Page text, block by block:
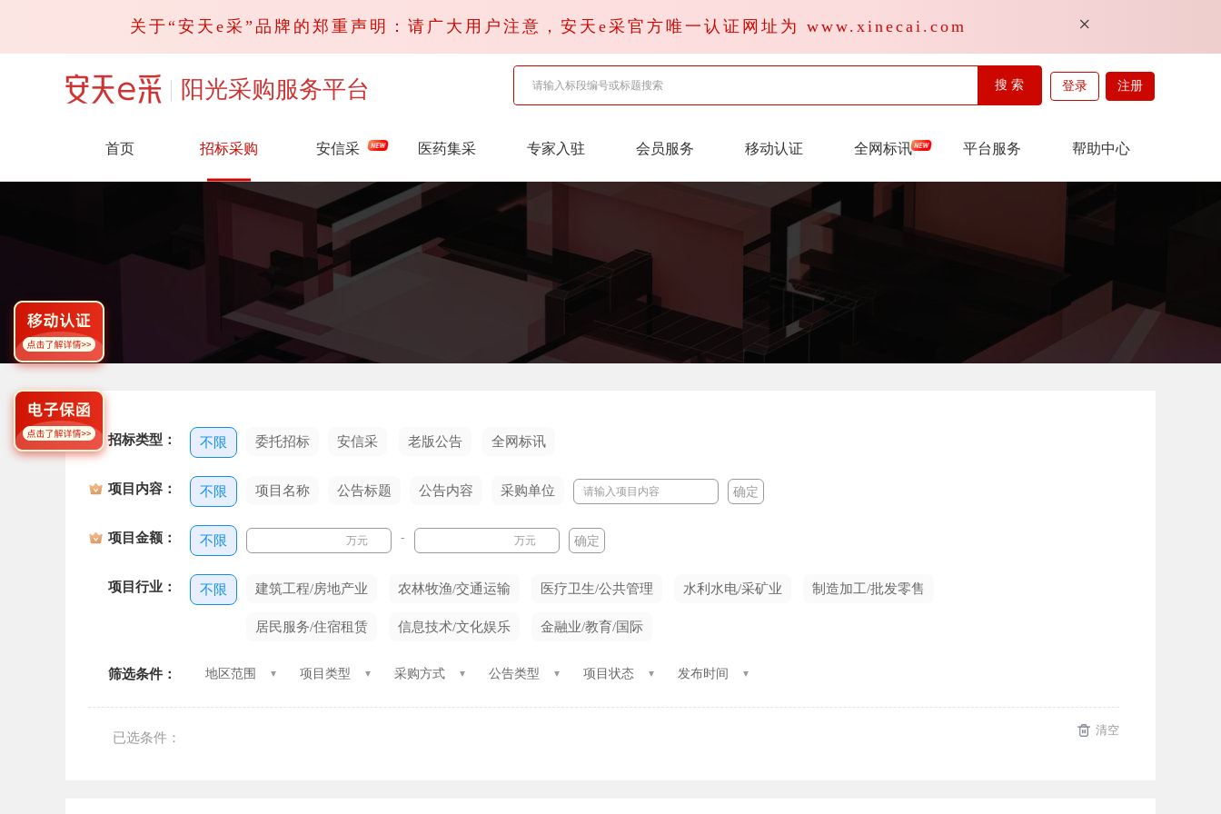
关于“安天e采”品牌的郑重声明：请广大用户注意，安天e采官方唯一认证网址为 www.xinecai.com ×
阳光采购服务平台 搜 索 登录 注册
首页 招标采购 安信采 医药集采 专家入驻 会员服务 移动认证 全网标讯 平台服务 帮助中心
老版公告 全网标讯
招标类型： 不限 委托招标 安信采
项目内容： 不限 项目名称 公告标题 公告内容 采购单位 确定
项目金额： 不限 万元 - 万元 确定
项目行业： 不限 建筑工程/房地产业 农林牧渔/交通运输 医疗卫生/公共管理 水利水电/采矿业 制造加工/批发零售
居民服务/住宿租赁 信息技术/文化娱乐 金融业/教育/国际
筛选条件： 地区范围 项目类型 采购方式 公告类型 项目状态 发布时间
已选条件：
清空